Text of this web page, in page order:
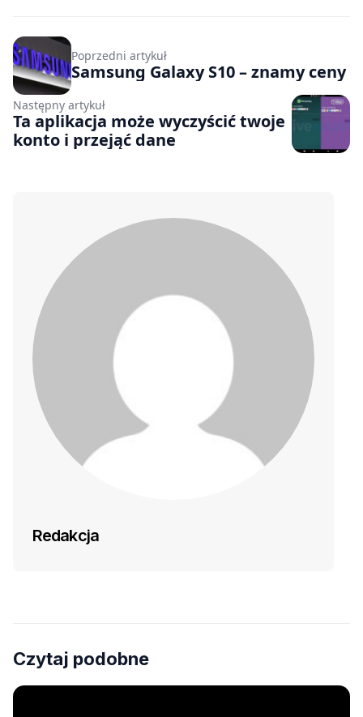
Poprzedni artykuł
Samsung Galaxy S10 – znamy ceny
Następny artykuł
Ta aplikacja może wyczyścić twoje
konto i przejąć dane
Redakcja
Czytaj podobne